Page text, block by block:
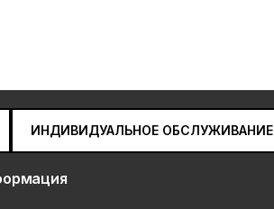
ИНДИВИДУАЛЬНОЕ ОБСЛУЖИВАНИЕ